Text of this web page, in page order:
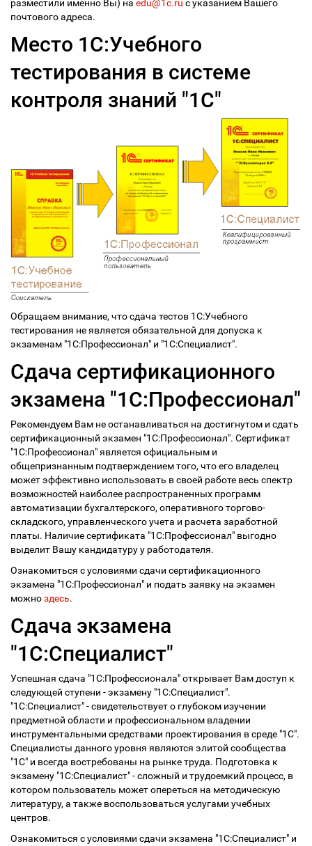
разместили именно Вы) на edu@1c.ru с указанием Вашего
почтового адреса.
Место 1С:Учебного
тестирования в системе
контроля знаний "1С"
Обращаем внимание, что сдача тестов 1С:Учебного
тестирования не является обязательной для допуска к
экзаменам "1С:Профессионал" и "1С:Специалист".
Сдача сертификационного
экзамена "1С:Профессионал"
Рекомендуем Вам не останавливаться на достигнутом и сдать
сертификационный экзамен "1С:Профессионал". Сертификат
"1С:Профессионал" является официальным и
общепризнанным подтверждением того, что его владелец
может эффективно использовать в своей работе весь спектр
возможностей наиболее распространенных программ
автоматизации бухгалтерского, оперативного торгово-
складского, управленческого учета и расчета заработной
платы. Наличие сертификата "1С:Профессионал" выгодно
выделит Вашу кандидатуру у работодателя.
Ознакомиться с условиями сдачи сертификационного
экзамена "1С:Профессионал" и подать заявку на экзамен
можноздесь.
Сдача экзамена
"1С:Специалист"
Успешная сдача "1С:Профессионала" открывает Вам доступ к
следующей ступени - экзамену "1С:Специалист".
"1С:Специалист" - свидетельствует о глубоком изучении
предметной области и профессиональном владении
инструментальными средствами проектирования в среде "1С".
Специалисты данного уровня являются элитой сообщества
"1С" и всегда востребованы на рынке труда. Подготовка к
экзамену "1С:Специалист" - сложный и трудоемкий процесс, в
котором пользователь может опереться на методическую
литературу, а также воспользоваться услугами учебных
центров.
Ознакомиться с условиями сдачи экзамена "1С:Специалист" и